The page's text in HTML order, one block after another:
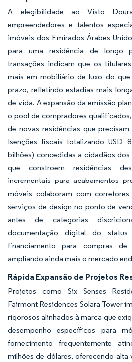
A elegibilidade ao Visto
empreendedores e talentos
imóveis dos Emirados Árabes
para uma residência de longo
transações indicam que os
mais em mobiliário de luxo do
prazo, refletindo estadias mais
de vida. A expansão da emissão
o pool de compradores
de novas residências que
Isenções fiscais totalizando USD
bilhões) concedidas a cidadãos
que constroem residências
incrementais para acabamentos
móveis colaboram com
serviços de design no ponto de
antes de categorias
documentação digital do
financiamento para compras
ampliando ainda mais o mercado
Rápida Expansão de Projetos
Projetos como Six Senses
Fairmont Residences Solara Tower
rigorosos alinhados à marca que
desempenho específicos para
fornecimento frequentemente
milhões de dólares, oferecendo